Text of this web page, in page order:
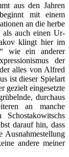
aus den Jahren
mit einem
an die herbe
als auch einen Ur-
klingt hier im
wie ein anderer
der
alles von Alfred
ist dieser Spielart
gezielt eingesetzte
durchaus
an manche
darauf hin, dass
Ausnahmestellung
andere meiner